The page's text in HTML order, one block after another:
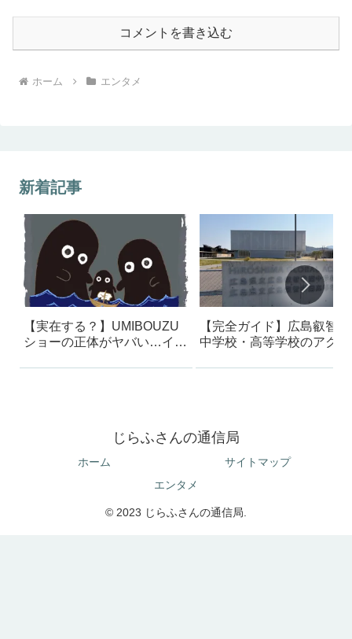
コメントを書き込む
ホーム エンタメ
新着記事
【実在する？】UMIBOUZU
ショーの正体がヤバい…イン
【完全ガイド】広島叡智
中学校・高等学校のアク
じらふさんの通信局
ホーム
サイトマップ
エンタメ
© 2023 じらふさんの通信局.